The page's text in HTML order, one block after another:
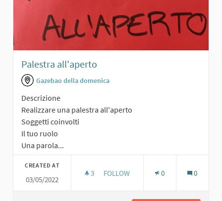
Palestra all'aperto
Gazebao della domenica
Descrizione
Realizzare una palestra all'aperto
Soggetti coinvolti
Il tuo ruolo
Una parola...
CREATED AT
03/05/2022
3 3 FOLLOWERS
FOLLOW 0 0